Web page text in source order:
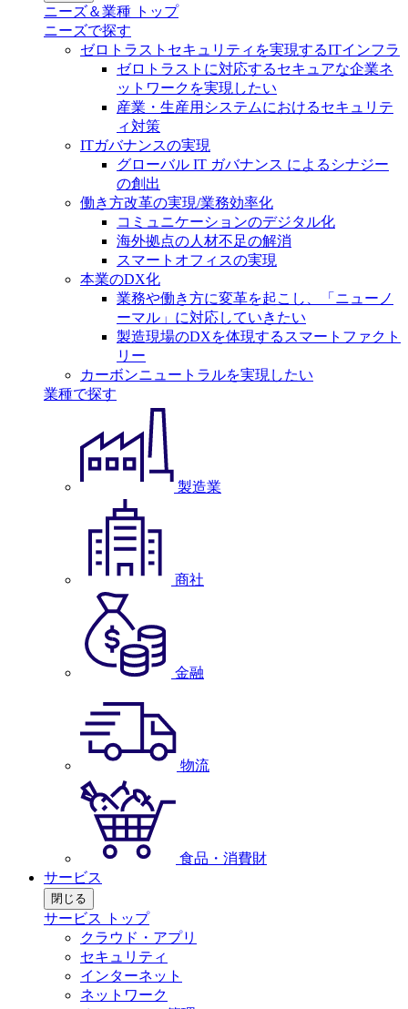
ニーズ＆業種 トップ
ニーズで探す
ゼロトラストセキュリティを実現するITインフラ
ゼロトラストに対応するセキュアな企業ネ
ットワークを実現したい
産業・生産用システムにおけるセキュリテ
ィ対策
ITガバナンスの実現
グローバル IT ガバナンス によるシナジー
の創出
働き方改革の実現/業務効率化
コミュニケーションのデジタル化
海外拠点の人材不足の解消
スマートオフィスの実現
本業のDX化
業務や働き方に変革を起こし、「ニューノ
ーマル」に対応していきたい
製造現場のDXを体現するスマートファクト
リー
カーボンニュートラルを実現したい
業種で探す
製造業
商社
金融
物流
食品・消費財
サービス
閉じる
サービス トップ
クラウド・アプリ
セキュリティ
インターネット
ネットワーク